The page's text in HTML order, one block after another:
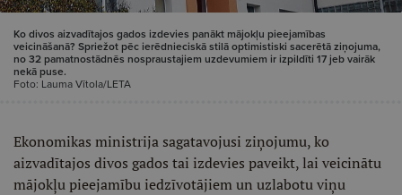
Ko divos aizvadītajos gados izdevies panākt mājokļu pieejamības
veicināšanā? Spriežot pēc ierēdnieciskā stilā optimistiski sacerētā ziņojuma,
no 32 pamatnostādnēs nospraustajiem uzdevumiem ir izpildīti 17 jeb vairāk
nekā puse.
Foto: Lauma Vītola/LETA
Ekonomikas ministrija sagatavojusi ziņojumu, ko
aizvadītajos divos gados tai izdevies paveikt, lai veicinātu
mājokļu pieejamību iedzīvotājiem un uzlabotu viņu